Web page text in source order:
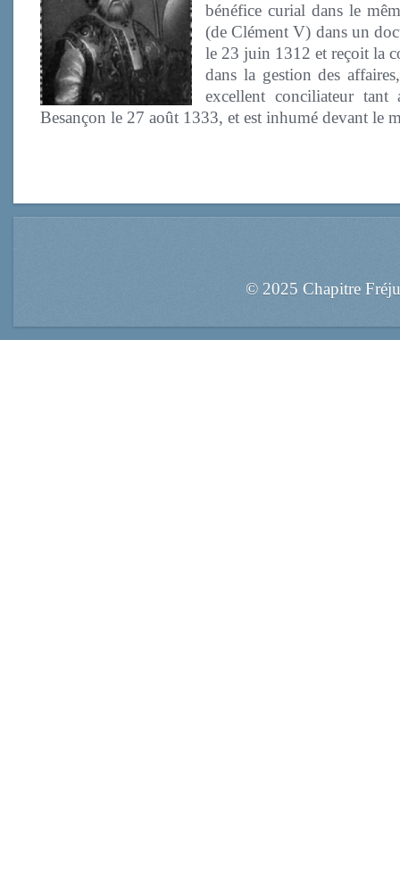
bénéfice curial dans le
(de Clément V) dans un
le 23 juin 1312 et reçoit la
dans la gestion des
excellent conciliateur
Besançon le 27 août 1333, et est inhumé devant le
© 2025 Chapitre